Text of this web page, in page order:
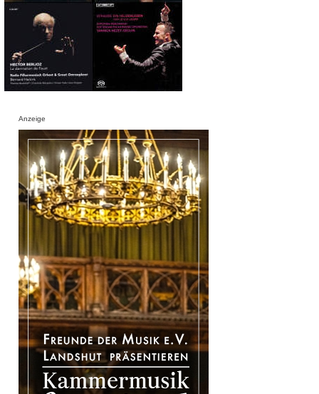
Anzeige